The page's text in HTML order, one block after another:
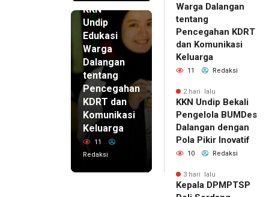
KKN
Undip
Edukasi
Warga
Dalangan
tentang
Pencegahan
KDRT dan
Komunikasi
Keluarga
11
Redaksi
Warga Dalangan
tentang
Pencegahan KDRT
dan Komunikasi
Keluarga
11 Redaksi
2 hari lalu
KKN Undip Bekali
Pengelola BUMDes
Dalangan dengan
Pola Pikir Inovatif
10 Redaksi
3 hari lalu
Kepala DPMPTSP